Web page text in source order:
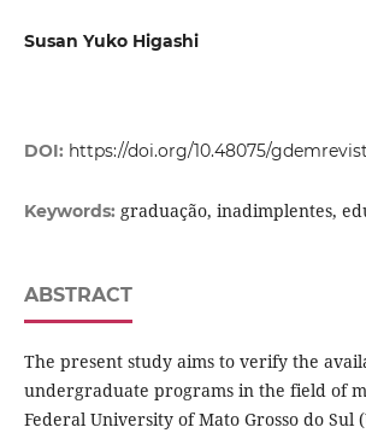
Susan Yuko Higashi
DOI: https://doi.org/10.48075/
Keywords: graduação, inadimplentes,
ABSTRACT
The present study aims to verify the
undergraduate programs in the field of
Federal University of Mato Grosso do Sul